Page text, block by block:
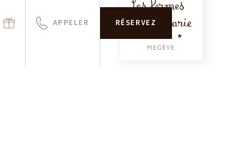
APPELER RÉSERVEZ